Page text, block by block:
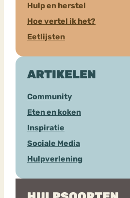
Hulp en herstel
Hoe vertel ik het?
Eetlijsten
ARTIKELEN
Community
Eten en koken
Inspiratie
Sociale Media
Hulpverlening